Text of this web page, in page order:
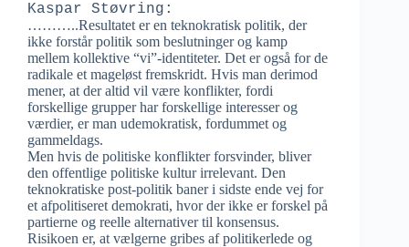
Kaspar Støvring:
………..Resultatet er en teknokratisk politik, der
ikke forstår politik som beslutninger og kamp
mellem kollektive “vi”-identiteter. Det er også for de
radikale et mageløst fremskridt. Hvis man derimod
mener, at der altid vil være konflikter, fordi
forskellige grupper har forskellige interesser og
værdier, er man udemokratisk, fordummet og
gammeldags.
Men hvis de politiske konflikter forsvinder, bliver
den offentlige politiske kultur irrelevant. Den
teknokratiske post-politik baner i sidste ende vej for
et afpolitiseret demokrati, hvor der ikke er forskel på
partierne og reelle alternativer til konsensus.
Risikoen er, at vælgerne gribes af politikerlede og